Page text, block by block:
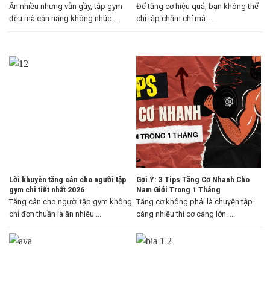
Ăn nhiều nhưng vẫn gầy, tập gym
đều mà cân nặng không nhúc ...
Để tăng cơ hiệu quả, bạn không thể
chỉ tập chăm chỉ mà ...
Lời khuyên tăng cân cho người tập
gym chi tiết nhất 2026
Tăng cân cho người tập gym không
chỉ đơn thuần là ăn nhiều ...
Gợi Ý: 3 Tips Tăng Cơ Nhanh Cho
Nam Giới Trong 1 Tháng
Tăng cơ không phải là chuyện tập
càng nhiều thì cơ càng lớn. ...